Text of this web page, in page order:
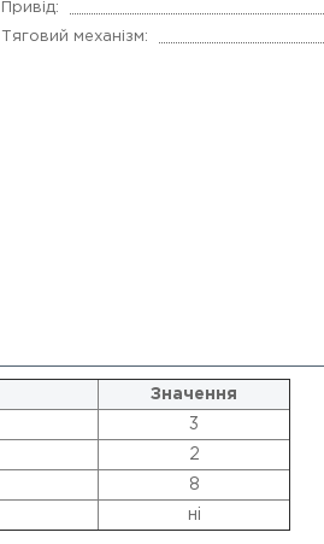
Привід:
Тяговий механізм:
Значення
3
2
8
ні